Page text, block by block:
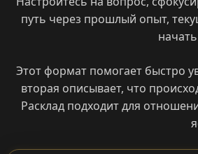
путь через прошлый опыт,
Этот формат помогает быстро
вторая описывает, что
Расклад подходит для